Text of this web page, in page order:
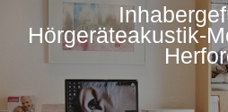
Hörgeräteakustik-